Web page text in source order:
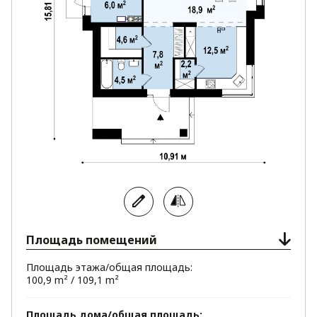
Площадь помещений
Площадь этажа/общая площадь:
100,9 m² / 109,1 m²
Площадь дома/общая площадь: